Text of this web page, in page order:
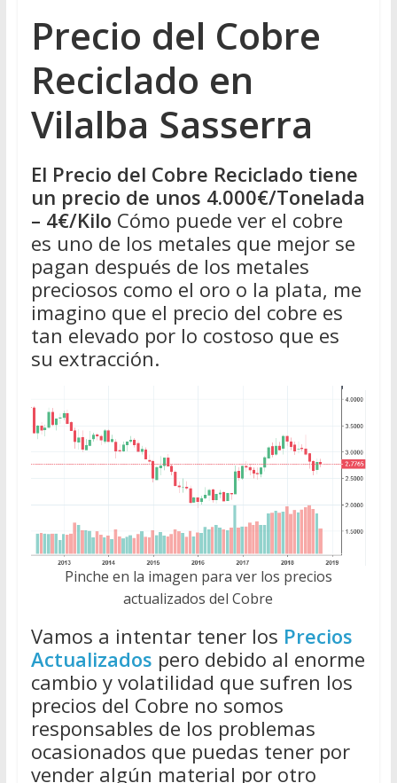
Precio del Cobre
Reciclado en
Vilalba Sasserra
El Precio del Cobre Reciclado tiene
un precio de unos 4.000€/Tonelada
– 4€/Kilo Cómo puede ver el cobre
es uno de los metales que mejor se
pagan después de los metales
preciosos como el oro o la plata, me
imagino que el precio del cobre es
tan elevado por lo costoso que es
su extracción.
Pinche en la imagen para ver los precios
actualizados del Cobre
Vamos a intentar tener los Precios
Actualizados pero debido al enorme
cambio y volatilidad que sufren los
precios del Cobre no somos
responsables de los problemas
ocasionados que puedas tener por
vender algún material por otro